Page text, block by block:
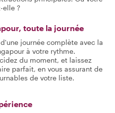
elle ?
toute la journée
journée complète avec la
à votre rythme.
du moment, et laissez
parfait, en vous assurant de
de votre liste.